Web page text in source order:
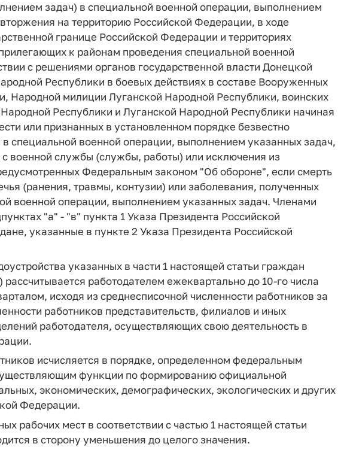
задач) в специальной военной операции, выполнением
на территорию Российской Федерации, в ходе
границе Российской Федерации и территориях
к районам проведения специальной военной
с решениями органов государственной власти Донецкой
Республики в боевых действиях в составе Вооруженных
Народной милиции Луганской Народной Республики, воинских
Республики и Луганской Народной Республики начиная
или признанных в установленном порядке безвестно
специальной военной операции, выполнением указанных задач,
военной службы (службы, работы) или исключения из
Федеральным законом "Об обороне", если смерть
(ранения, травмы, контузии) или заболевания, полученных
военной операции, выполнением указанных задач. Членами
"а" - "в" пункта 1 Указа Президента Российской
указанные в пункте 2 Указа Президента Российской
указанных в части 1 настоящей статьи граждан
работодателем ежеквартально до 10-го числа
исходя из среднесписочной численности работников за
работников представительств, филиалов и иных
работодателя, осуществляющих свою деятельность в
исчисляется в порядке, определенном федеральным
функции по формированию официальной
экономических, демографических, экологических и других
Федерации.
рабочих мест в соответствии с частью 1 настоящей статьи
в сторону уменьшения до целого значения.